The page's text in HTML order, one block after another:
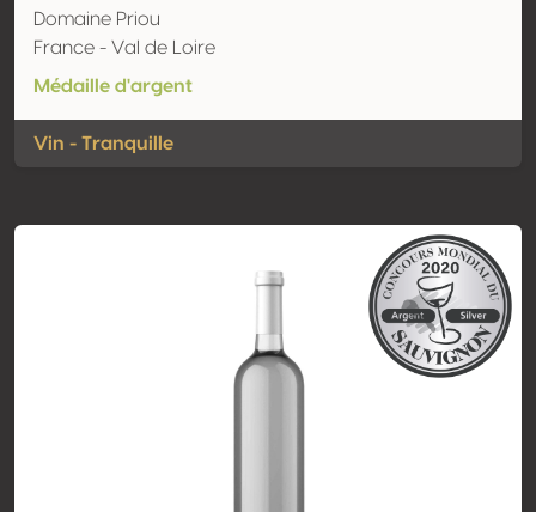
Domaine Priou
France - Val de Loire
Médaille d'argent
Vin - Tranquille